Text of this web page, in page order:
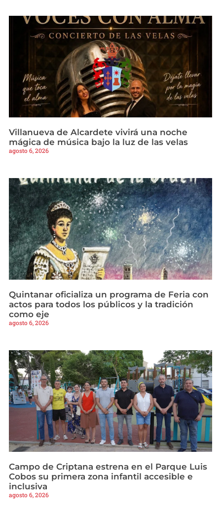
Villanueva de Alcardete vivirá una noche
mágica de música bajo la luz de las velas
agosto 6, 2026
Quintanar oficializa un programa de Feria con
actos para todos los públicos y la tradición
como eje
agosto 6, 2026
Campo de Criptana estrena en el Parque Luis
Cobos su primera zona infantil accesible e
inclusiva
agosto 6, 2026